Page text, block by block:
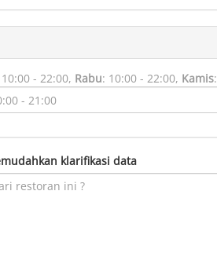
10:00 - 22:00, Rabu: 10:00 - 22:00, Kamis:
klarifikasi data